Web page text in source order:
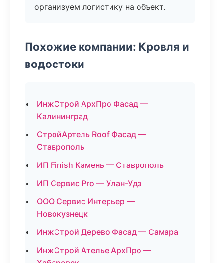
организуем логистику на объект.
Похожие компании: Кровля и
водостоки
ИнжСтрой АрхПро Фасад —
Калининград
СтройАртель Roof Фасад —
Ставрополь
ИП Finish Камень — Ставрополь
ИП Сервис Pro — Улан-Удэ
ООО Сервис Интерьер —
Новокузнецк
ИнжСтрой Дерево Фасад — Самара
ИнжСтрой Ателье АрхПро —